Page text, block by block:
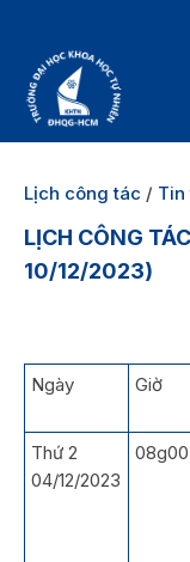
Lịch công tác /
LỊCH CÔNG
10/12/2023)
Ngày Giờ
Thứ 2
04/12/2023
08g00